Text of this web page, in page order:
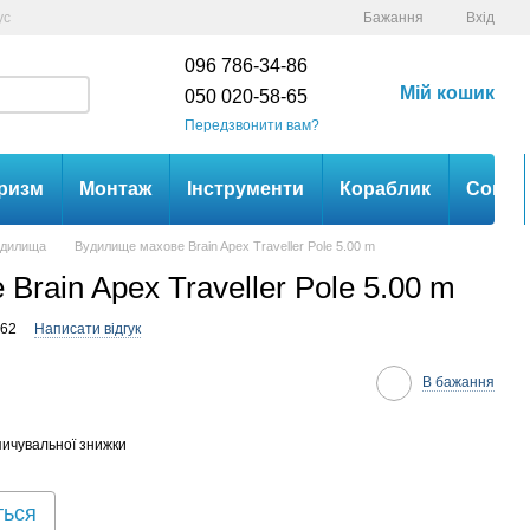
Бажання Вхід
096 786-34-86
050 020-58-65
Передзвонити вам?
Мій кошик
Монтаж Інструменти Кораблик Сом
Вудилище махове Brain Apex Traveller Pole 5.00 m
Apex Traveller Pole 5.00 m
Написати відгук
В бажання
знижки